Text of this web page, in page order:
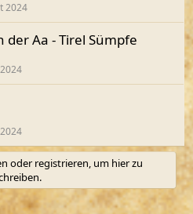
2024
Aa - Tirel Sümpfe
oder registrieren, um hier zu